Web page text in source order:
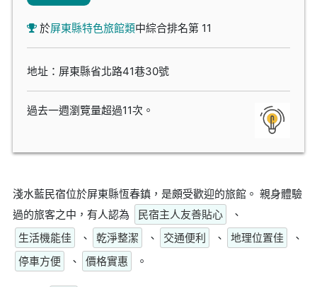
於屏東縣特色旅館類中綜合排名第 11
地址：屏東縣省北路41巷30號
過去一週瀏覽量超過11次。
淺水藍民宿位於屏東縣恆春鎮，是頗受歡迎的旅館。 親身體驗
過的旅客之中，有人認為
民宿主人友善貼心
、
生活機能佳
、 乾淨整潔 、 交通便利 、 地理位置佳
、
停車方便
、 價格實惠 。